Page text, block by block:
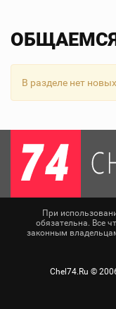
В разделе нет
При
обязательна. Все
законным
Chel74.Ru ©